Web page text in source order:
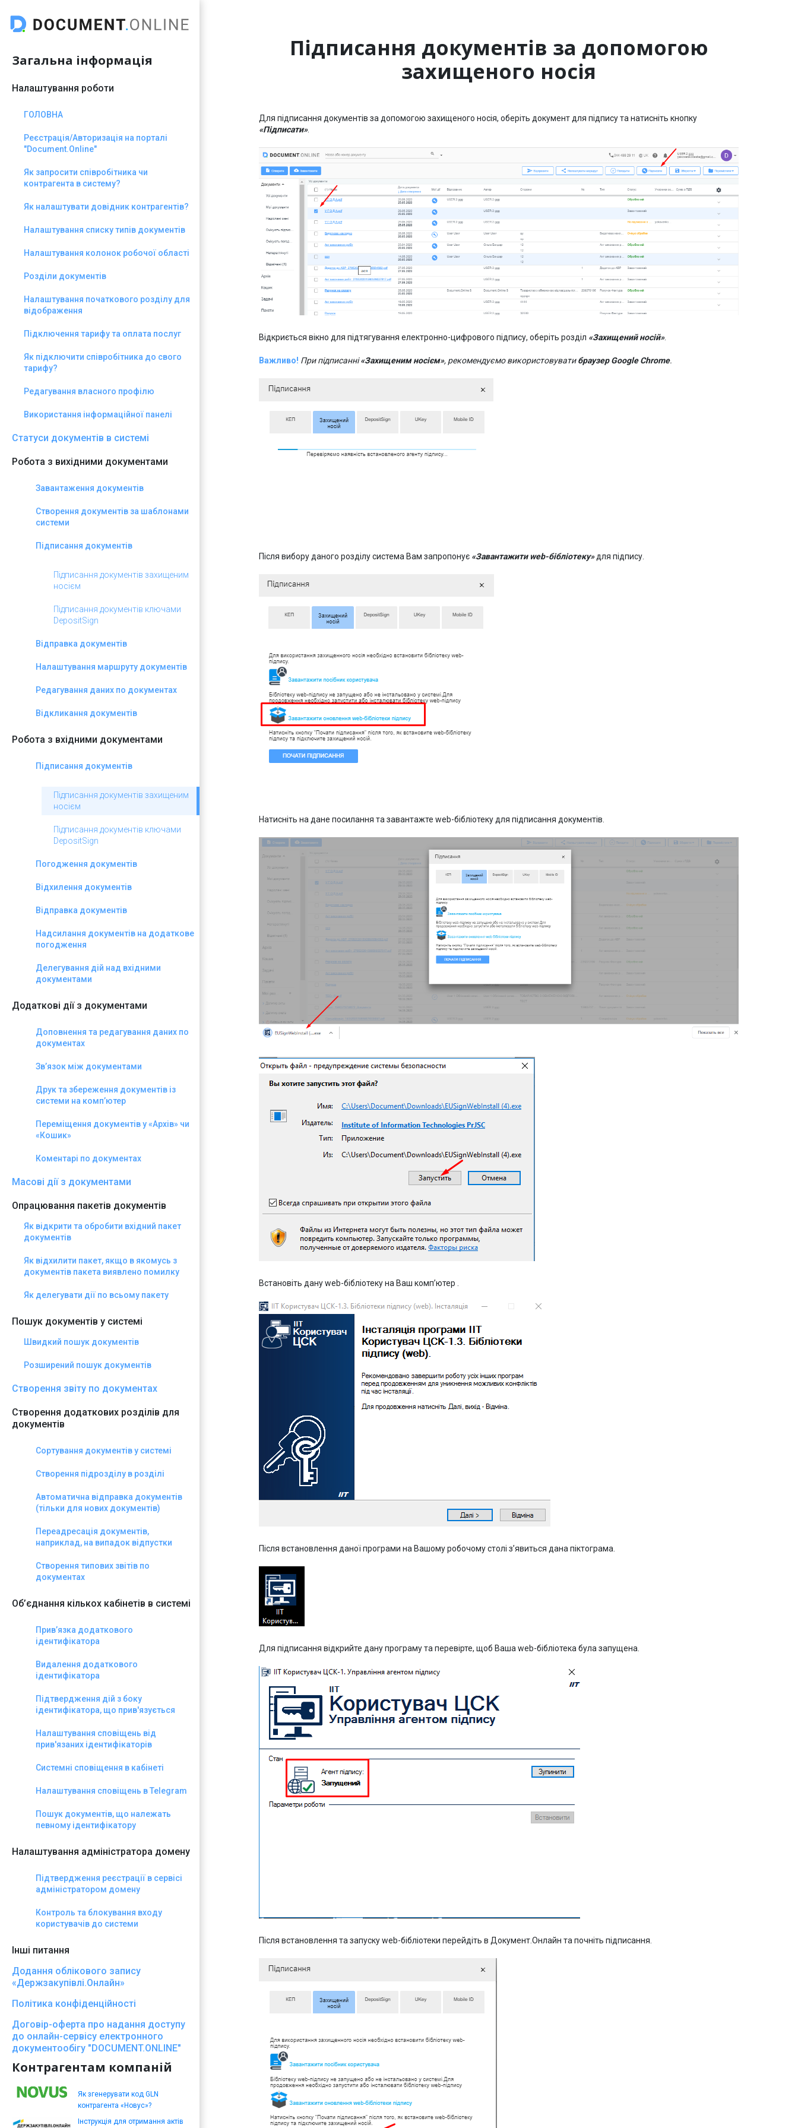
Загальна інформація
Налаштування роботи
ГОЛОВНА
Реєстрація/Авторизація на порталі
"Document.Online"
Як запросити співробітника чи
контрагента в систему?
Як налаштувати довідник контрагентів?
Налаштування списку типів документів
Налаштування колонок робочої області
Розділи документів
Налаштування початкового розділу для
відображення
Підключення тарифу та оплата послуг
Як підключити співробітника до свого
тарифу?
Редагування власного профілю
Використання інформаційної панелі
Статуси документів в системі
Робота з вихідними документами
Завантаження документів
Створення документів за шаблонами
системи
Підписання документів
Підписання документів захищеним
носієм
Підписання документів ключами
DepositSign
Відправка документів
Налаштування маршруту документів
Редагування даних по документах
Відкликання документів
Робота з вхідними документами
Підписання документів
Підписання документів захищеним
носієм
Підписання документів ключами
DepositSign
Погодження документів
Відхилення документів
Відправка документів
Надсилання документів на додаткове
погодження
Делегування дій над вхідними
документами
Додаткові дії з документами
Доповнення та редагування даних по
документах
Зв’язок між документами
Друк та збереження документів із
системи на комп’ютер
Переміщення документів у «Архів» чи
«Кошик»
Коментарі по документах
Масові дії з документами
Опрацювання пакетів документів
Як відкрити та обробити вхідний пакет
документів
Як відхилити пакет, якщо в якомусь з
документів пакета виявлено помилку
Як делегувати дії по всьому пакету
Пошук документів у системі
Швидкий пошук документів
Розширений пошук документів
Створення звіту по документах
Створення додаткових розділів для
документів
Сортування документів у системі
Створення підрозділу в розділі
Автоматична відправка документів
(тільки для нових документів)
Переадресація документів,
наприклад, на випадок відпустки
Створення типових звітів по
документах
Об’єднання кількох кабінетів в системі
Прив’язка додаткового
ідентифікатора
Видалення додаткового
ідентифікатора
Підтвердження дій з боку
ідентифікатора, що прив'язується
Налаштування сповіщень від
прив'язаних ідентифікаторів
Системні сповіщення в кабінеті
Налаштування сповіщень в Telegram
Пошук документів, що належать
певному ідентифікатору
Налаштування адміністратора домену
Підтвердження реєстрації в сервісі
адміністратором домену
Контроль та блокування входу
користувачів до системи
Інші питання
Додання облікового запису
«Держзакупівлі.Онлайн»
Політика конфіденційності
Договір-оферта про надання доступу
до онлайн-сервісу електронного
документообігу "DOCUMENT.ONLINE"
Контрагентам компаній
Як згенерувати код GLN
контрагента «Новус»?
Інструкція для отримання актів
Підписання документів за допомогою
захищеного носія
Для підписання документів за допомогою захищеного носія, оберіть документ для підпису та натисніть кнопку
«Підписати».
Відкриється вікно для підтягування електронно-цифрового підпису, оберіть розділ «Захищений носій».
Важливо! При підписанні«Захищеним носієм», рекомендуємо використовуватибраузер Google Chrome.
Після вибору даного розділу система Вам запропонує «Завантажити web-бібліотеку»для підпису.
Натисніть на дане посилання та завантажте web-бібліотеку для підписання документів.
Встановіть дану web-бібліотеку на Ваш комп’ютер .
Після встановлення даної програми на Вашому робочому столі з’явиться дана піктограма.
Для підписання відкрийте дану програму та перевірте, щоб Ваша web-бібліотека була запущена.
Після встановлення та запуску web-бібліотеки перейдіть в Документ.Онлайн та почніть підписання.